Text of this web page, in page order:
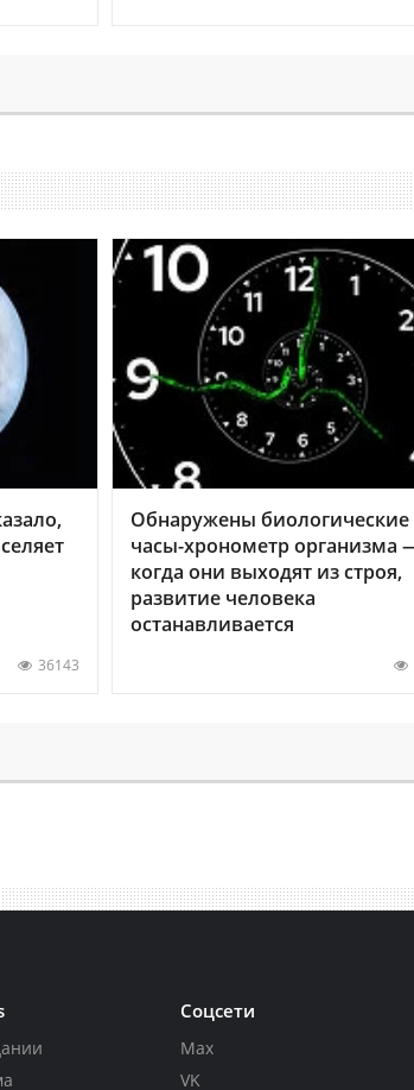
36143
Обнаружены биологические
часы-хронометр организма
когда они выходят из строя,
развитие человека
останавливается
Соцсети
Max
VK